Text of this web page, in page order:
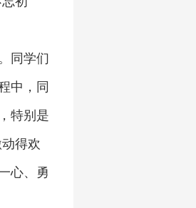
同学们
中，同
特别是
得欢
心、勇